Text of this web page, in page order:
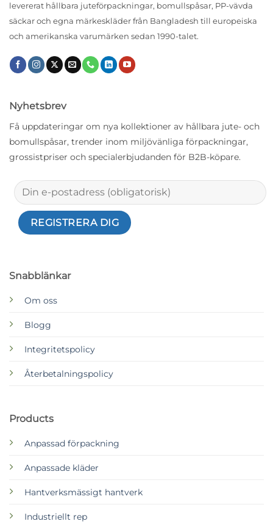
levererat hållbara juteförpackningar, bomullspåsar, PP-vävda
säckar och egna märkeskläder från Bangladesh till europeiska
och amerikanska varumärken sedan 1990-talet.
Snabblänkar
Om oss
Blogg
Integritetspolicy
Återbetalningspolicy
Products
Anpassad förpackning
Anpassade kläder
Hantverksmässigt hantverk
Industriellt rep
Nyhetsbrev
Få uppdateringar om nya kollektioner av hållbara jute- och
bomullspåsar, trender inom miljövänliga förpackningar,
grossistpriser och specialerbjudanden för B2B-köpare.